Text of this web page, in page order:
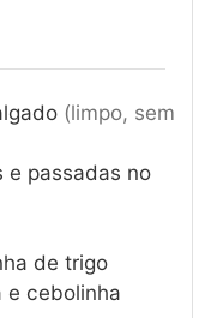
(limpo, sem
e passadas no
de trigo
e cebolinha